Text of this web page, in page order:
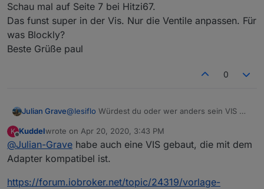
Schau mal auf Seite 7 bei Hitzi67.
Das funst super in der Vis. Nur die Ventile anpassen. Für
was Blockly?
Beste Grüße paul
0
Julian Grave@lesiflo Würdest du oder wer anders sein VIS mal
Ich brauche mal eine kleine Vorlage glaub ich...
DANKEEE
K
Offline
Kuddelwrote on Apr 20, 2020, 3:43 PM
last edited by
@Julian-Grave habe auch eine VIS gebaut, die mit dem
Adapter kompatibel ist.
https://forum.iobroker.net/topic/24319/vorlage-